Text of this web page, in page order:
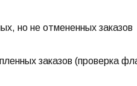
но не отмененных заказов
заказов (проверка